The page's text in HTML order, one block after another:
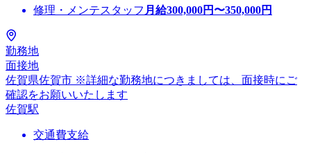
修理・メンテスタッフ 月給300,000円〜350,000円
勤務地
面接地
佐賀県佐賀市 ※詳細な勤務地につきましては、面接時にご
確認をお願いいたします
佐賀駅
交通費支給